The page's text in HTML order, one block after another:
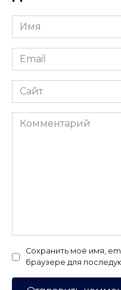
Имя
*
Email
*
Сайт
Комментарий
Сохранить моё имя,
браузере для